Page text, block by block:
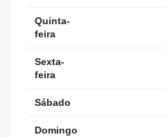
Quinta-
feira
Sexta-
feira
Sábado
Domingo